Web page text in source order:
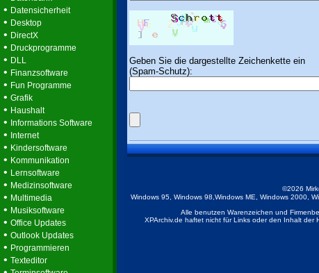
• Datensicherheit
• Desktop
• DirectX
• Druckprogramme
• DLL
• Finanzsoftware
• Fun Programme
• Grafik
• Haushalt
• Informations Software
• Internet
• Kindersoftware
• Kommunikation
• Lernsoftware
• Medizinsoftware
• Multimedia
• Musiksoftware
• Office Updates
• Outlook Updates
• Programmieren
• Texteditor
Geben Sie die dargestellte Zeichenkette ein
(Spam-Schutz):
©2026
Windows 95, Windows 98,Windows ME, Windows 2000,
Alle benutzen Warenzeichen und
XPArchiv.de haftet nicht für Links oder den Inhalt der